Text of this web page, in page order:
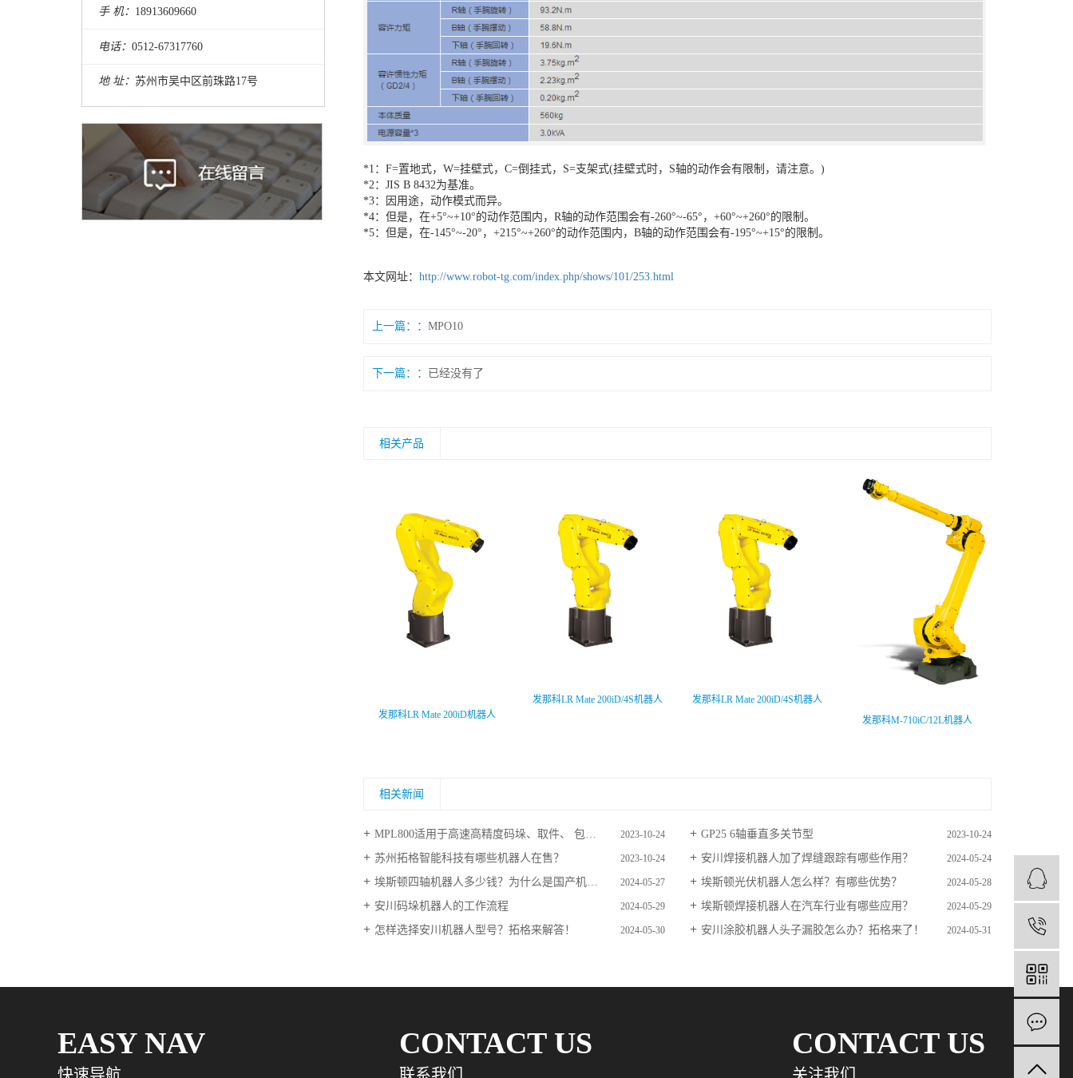
手 机： 18913609660
电话： 0512-67317760
地 址： 苏州市吴中区前珠路17号
*1：F=置地式，W=挂壁式，C=倒挂式，S=支架式(挂壁式时，S轴的动作会有限制，请注意。)
*2：JIS B 8432为基准。
*3：因用途，动作模式而异。
*4：但是，在+5°~+10°的动作范围内，R轴的动作范围会有-260°~-65°，+60°~+260°的限制。
*5：但是，在-145°~-20°，+215°~+260°的动作范围内，B轴的动作范围会有-195°~+15°的限制。
本文网址： http://www.robot-tg.com/index.php/shows/101/253.html
上一篇： MPO10
下一篇： 已经没有了
相关产品
发那科LR Mate 200iD机器人
发那科LR Mate 200iD/4S机器人
发那科LR Mate 200iD/4S机器人
发那科M-710iC/12L机器人
相关新闻
MPL800适用于高速高精度码垛、取件、 包装的多功能工业用机器人 2023-10-24 GP25 6轴垂直多关节型 2023-10-24
苏州拓格智能科技有哪些机器人在售？ 2023-10-24 安川焊接机器人加了焊缝跟踪有哪些作用？ 2024-05-24
埃斯顿四轴机器人多少钱？为什么是国产机器人冠军？ 2024-05-27 埃斯顿光伏机器人怎么样？有哪些优势？ 2024-05-28
安川码垛机器人的工作流程 2024-05-29 埃斯顿焊接机器人在汽车行业有哪些应用？ 2024-05-29
怎样选择安川机器人型号？拓格来解答！ 2024-05-30 安川涂胶机器人头子漏胶怎么办？拓格来了！ 2024-05-31
EASY NAV CONTACT US CONTACT US